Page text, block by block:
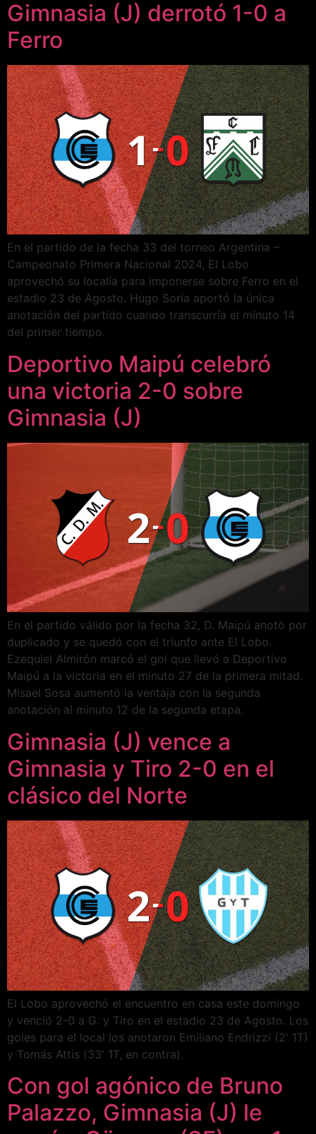
Gimnasia (J) derrotó 1-0 a
Ferro
En el partido de la fecha 33 del torneo Argentina –
Campeonato Primera Nacional 2024, El Lobo
aprovechó su localía para imponerse sobre Ferro en el
estadio 23 de Agosto. Hugo Soria aportó la única
anotación del partido cuando transcurría el minuto 14
del primer tiempo.
Deportivo Maipú celebró
una victoria 2-0 sobre
Gimnasia (J)
En el partido válido por la fecha 32, D. Maipú anotó por
duplicado y se quedó con el triunfo ante El Lobo.
Ezequiel Almirón marcó el gol que llevó a Deportivo
Maipú a la victoria en el minuto 27 de la primera mitad.
Misael Sosa aumentó la ventaja con la segunda
anotación al minuto 12 de la segunda etapa.
Gimnasia (J) vence a
Gimnasia y Tiro 2-0 en el
clásico del Norte
El Lobo aprovechó el encuentro en casa este domingo
y venció 2-0 a G. y Tiro en el estadio 23 de Agosto. Los
goles para el local los anotaron Emiliano Endrizzi (2′ 1T)
y Tomás Attis (33′ 1T, en contra).
Con gol agónico de Bruno
Palazzo, Gimnasia (J) le